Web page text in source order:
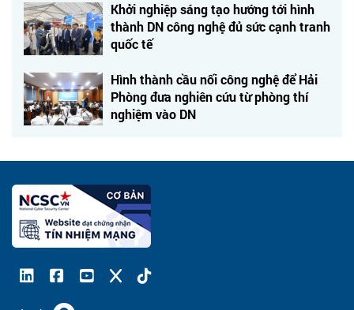
Khởi nghiệp sáng tạo hướng tới hình
thành DN công nghệ đủ sức cạnh tranh
quốc tế
Hình thành cầu nối công nghệ để Hải
Phòng đưa nghiên cứu từ phòng thí
nghiệm vào DN